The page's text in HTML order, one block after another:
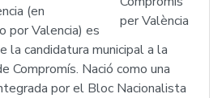
(en
por Valencia) es
la candidatura municipal a la
Compromís. Nació como una
por el Bloc Nacionalista